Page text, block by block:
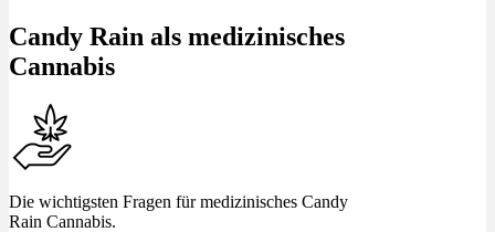
Candy Rain als medizinisches
Cannabis
Die wichtigsten Fragen für medizinisches Candy
Rain Cannabis.